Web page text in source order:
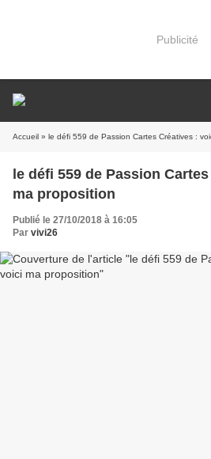
Publicité
Accueil » le défi 559 de Passion Cartes Créatives :
le défi 559 de Passion
ma proposition
Publié le 27/10/2018 à 16:05
Par vivi26